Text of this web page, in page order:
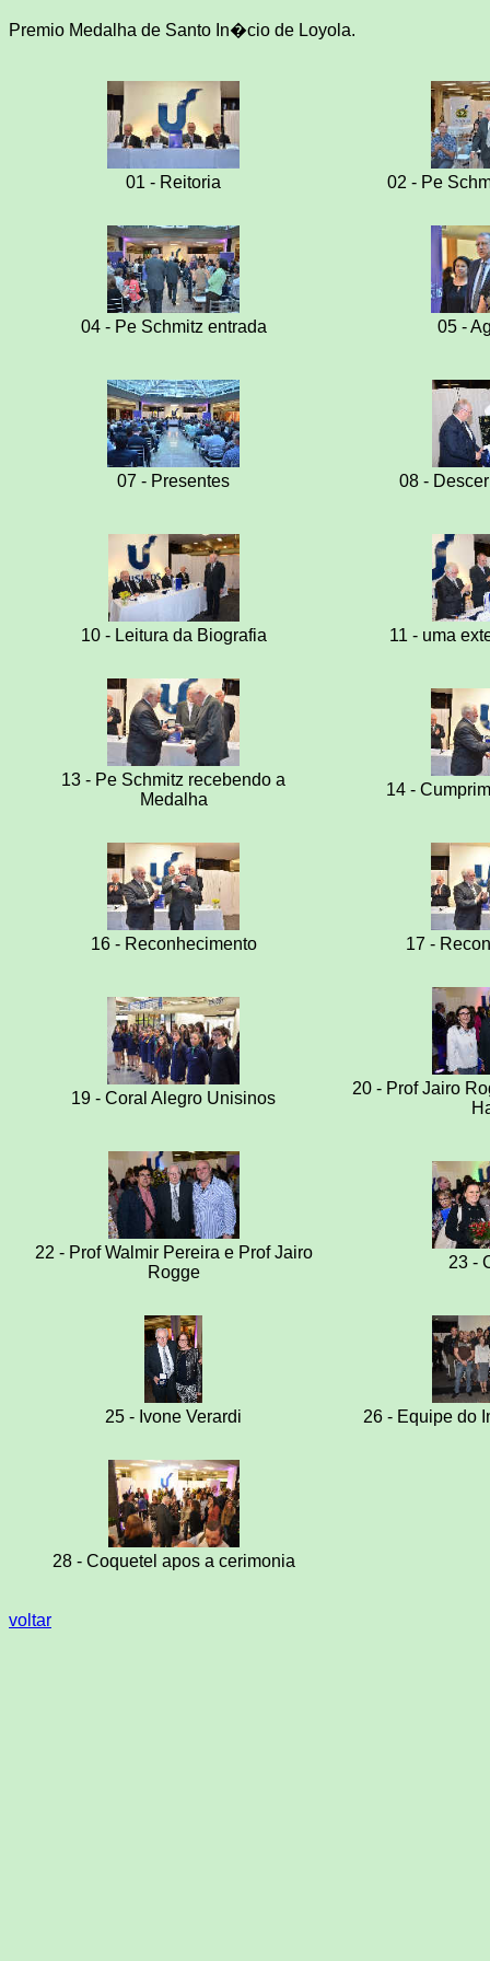
Premio Medalha de Santo In�cio de Loyola.
01 - Reitoria 02 - Pe
04 - Pe Schmitz entrada 05 -
07 - Presentes 08 -
10 - Leitura da Biografia 11 - uma
13 - Pe Schmitz recebendo a
Medalha
14 -
16 - Reconhecimento 17 -
19 - Coral Alegro Unisinos
20 - Prof Jairo
22 - Prof Walmir Pereira e Prof Jairo
Rogge
23 -
25 - Ivone Verardi 26 - Equipe do
28 - Coquetel apos a cerimonia
voltar